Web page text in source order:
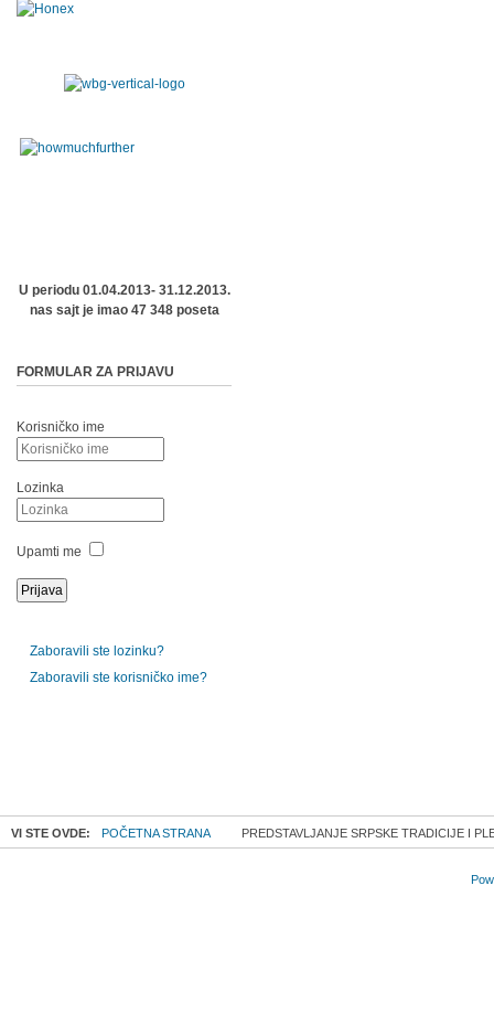
U periodu 01.04.2013- 31.12.2013.
nas sajt je imao 47 348 poseta
FORMULAR ZA PRIJAVU
Korisničko ime
Lozinka
Upamti me
Zaboravili ste lozinku?
Zaboravili ste korisničko ime?
VI STE OVDE: POČETNA STRANA PREDSTAVLJANJE SRPSKE TRADICIJE I